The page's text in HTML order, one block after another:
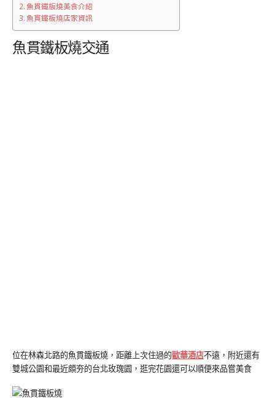
魚貫鐵板燒美食介紹
魚貫鐵板燒店家資訊
魚貫鐵板燒交通
位在林森北路的魚貫鐵板燒，距離上次住過的歐華酒店不遠，附近還有
雙城公園和最近頗夯的台北玫瑰園，逛完花園還可以順便來品嘗美食